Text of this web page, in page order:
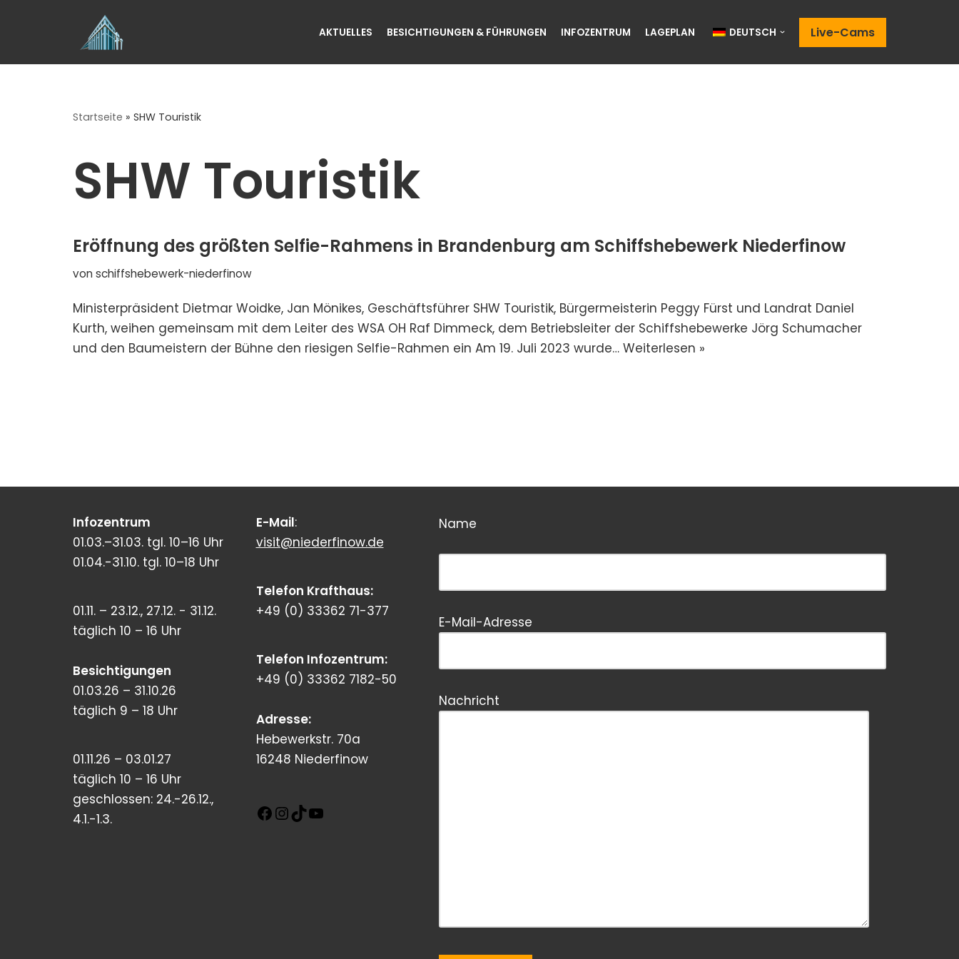
Inhalt
AKTUELLES BESICHTIGUNGEN & FÜHRUNGEN INFOZENTRUM LAGEPLAN DEUTSCH Live-Cams
Startseite » SHW Touristik
SHW Touristik
Eröffnung des größten Selfie-Rahmens in Brandenburg am Schiffshebewerk Niederfinow
von schiffshebewerk-niederfinow
Ministerpräsident Dietmar Woidke, Jan Mönikes, Geschäftsführer SHW Touristik, Bürgermeisterin Peggy Fürst und Landrat Daniel
Kurth, weihen gemeinsam mit dem Leiter des WSA OH Raf Dimmeck, dem Betriebsleiter der Schiffshebewerke Jörg Schumacher
und den Baumeistern der Bühne den riesigen Selfie-Rahmen ein Am 19. Juli 2023 wurde… Weiterlesen »
Infozentrum
01.03.–31.03. tgl. 10–16 Uhr
01.04.-31.10. tgl. 10–18 Uhr
01.11. – 23.12., 27.12. - 31.12.
täglich 10 – 16 Uhr
Besichtigungen
01.03.26 – 31.10.26
täglich 9 – 18 Uhr
01.11.26 – 03.01.27
täglich 10 – 16 Uhr
geschlossen: 24.-26.12.,
4.1.-1.3.
E-Mail:
visit@niederfinow.de
Telefon Krafthaus:
+49 (0) 33362 71-377
Telefon Infozentrum:
+49 (0) 33362 7182-50
Adresse:
Hebewerkstr. 70a
16248 Niederfinow
Name
Bitte dieses Feld leer lassen!
Bitte dieses Feld leer lassen!
E-Mail-Adresse
Nachricht